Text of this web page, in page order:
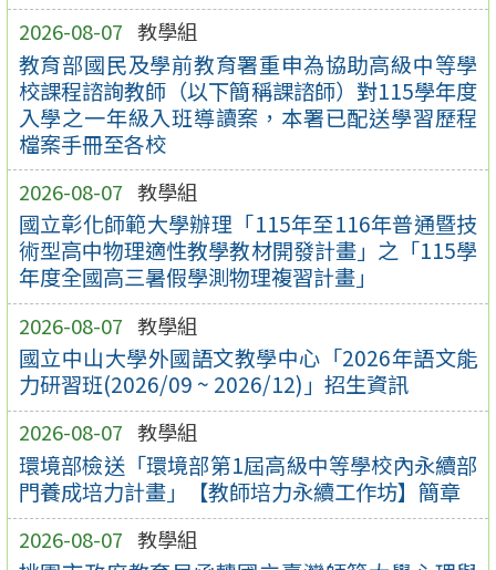
2026-08-07 教學組
教育部國民及學前教育署重申為協助高級中等學
校課程諮詢教師（以下簡稱課諮師）對115學年度
入學之一年級入班導讀案，本署已配送學習歷程
檔案手冊至各校
2026-08-07 教學組
國立彰化師範大學辦理「115年至116年普通暨技
術型高中物理適性教學教材開發計畫」之「115學
年度全國高三暑假學測物理複習計畫」
2026-08-07 教學組
國立中山大學外國語文教學中心「2026年語文能
力研習班(2026/09 ~ 2026/12)」招生資訊
2026-08-07 教學組
環境部檢送「環境部第1屆高級中等學校內永續部
門養成培力計畫」【教師培力永續工作坊】簡章
2026-08-07 教學組